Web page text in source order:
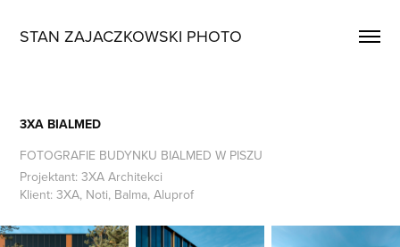
STAN ZAJACZKOWSKI PHOTO
3XA BIALMED
FOTOGRAFIE BUDYNKU BIALMED W PISZU
Projektant: 3XA Architekci
Klient: 3XA, Noti, Balma, Aluprof